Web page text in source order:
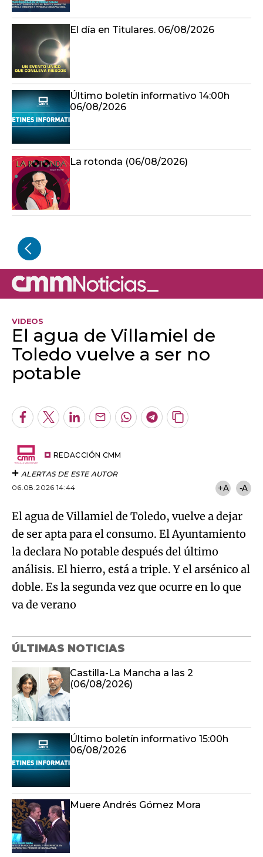
El día en Titulares. 06/08/2026
Último boletín informativo 14:00h
06/08/2026
La rotonda (06/08/2026)
VIDEOS
El agua de Villamiel de
Toledo vuelve a ser no
potable
Facebook
TwitterLinkedInEnviarWhatsapp
Telegram
Copiar
REDACCIÓN CMM
ALERTAS DE ESTE AUTOR
06.08.2026 14:44
+A -A
El agua de Villamiel de Toledo, vuelve a dejar
de ser apta para el consumo. El Ayuntamiento
la declara No potable después del último
análisis. El hierro, está a triple. Y el arsénico al
doble. Es la segunda vez que ocurre en lo que
va de verano
ÚLTIMAS NOTICIAS
Castilla-La Mancha a las 2
(06/08/2026)
Último boletín informativo 15:00h
06/08/2026
Muere Andrés Gómez Mora